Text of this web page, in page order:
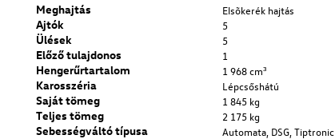
Meghajtás Elsõkerék hajtás
Ajtók 5
Ülések 5
Előző tulajdonos 1
Hengerűrtartalom 1 968 cm³
Karosszéria Lépcsőshátú
Saját tömeg 1 845 kg
Teljes tömeg 2 175 kg
Sebességváltó típusa Automata, DSG, Tiptronic